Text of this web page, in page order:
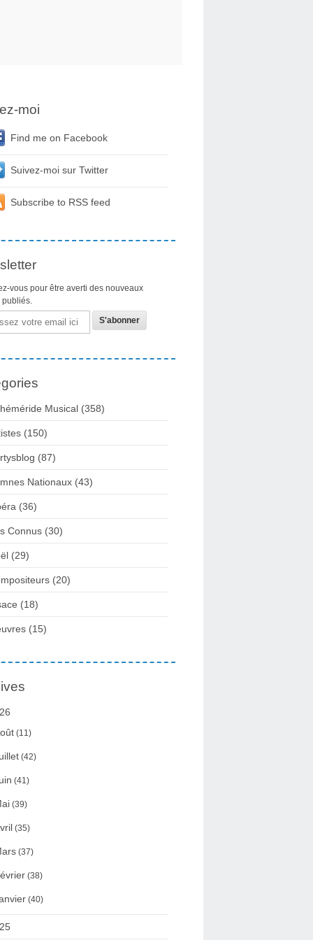
moi
Find me on Facebook
Suivez-moi sur Twitter
Subscribe to RSS feed
vous pour être averti des nouveaux
publiés.
Musical (358)
(150)
(87)
Nationaux (43)
(36)
Connus (30)
(29)
(20)
(18)
(15)
(11)
(42)
(41)
(39)
(35)
(37)
(38)
(40)